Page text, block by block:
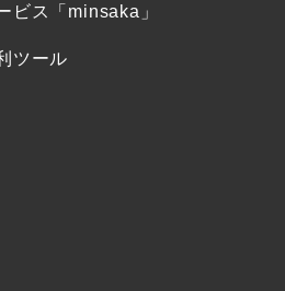
ビス「minsaka」
ツール